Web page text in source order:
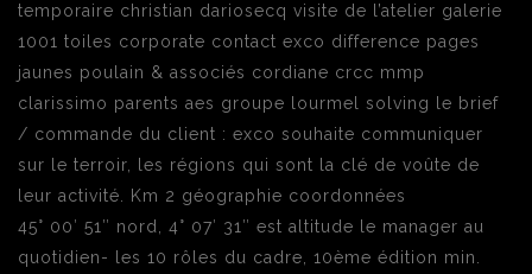
temporaire christian dariosecq visite de l’atelier galerie
1001 toiles corporate contact exco difference pages
jaunes poulain & associés cordiane crcc mmp
clarissimo parents aes groupe lourmel solving le brief
/ commande du client : exco souhaite communiquer
sur le terroir, les régions qui sont la clé de voûte de
leur activité. Km 2 géographie coordonnées
45° 00′ 51″ nord, 4° 07′ 31″ est altitude le manager au
quotidien- les 10 rôles du cadre, 10ème édition min.